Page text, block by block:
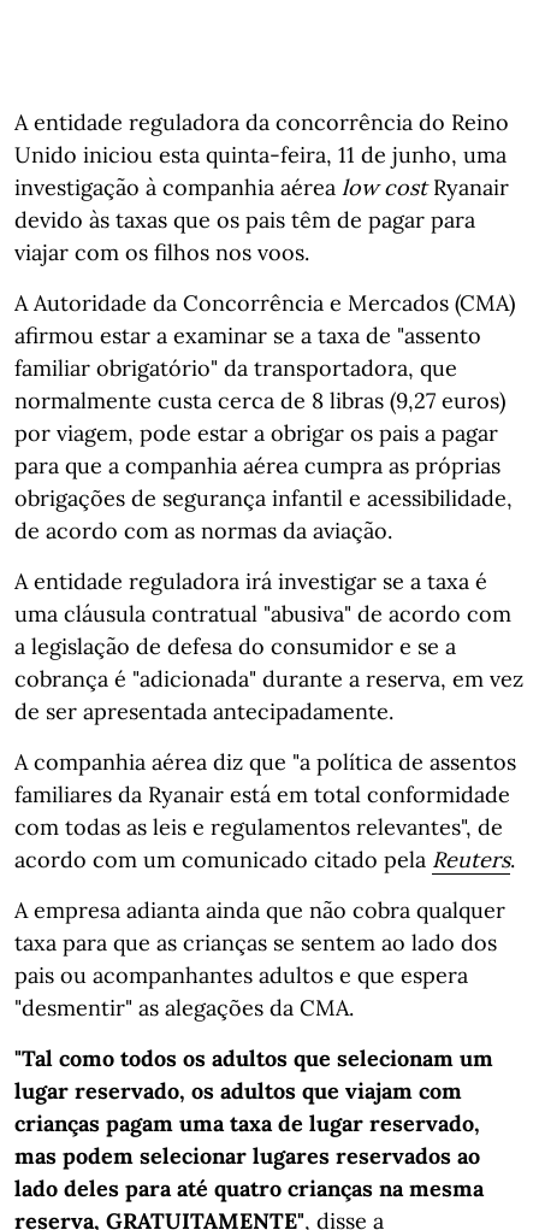
A entidade reguladora da concorrência do Reino
Unido iniciou esta quinta-feira, 11 de junho, uma
investigação à companhia aérea low costRyanair
devido às taxas que os pais têm de pagar para
viajar com os filhos nos voos.
A Autoridade da Concorrência e Mercados (CMA)
afirmou estar a examinar se a taxa de "assento
familiar obrigatório" da transportadora, que
normalmente custa cerca de 8 libras (9,27 euros)
por viagem, pode estar a obrigar os pais a pagar
para que a companhia aérea cumpra as próprias
obrigações de segurança infantil e acessibilidade,
de acordo com as normas da aviação.
A entidade reguladora irá investigar se a taxa é
uma cláusula contratual "abusiva" de acordo com
a legislação de defesa do consumidor e se a
cobrança é "adicionada" durante a reserva, em vez
de ser apresentada antecipadamente.
A companhia aérea diz que "a política de assentos
familiares da Ryanair está em total conformidade
com todas as leis e regulamentos relevantes", de
acordo com um comunicado citado pela Reuters.
A empresa adianta ainda que não cobra qualquer
taxa para que as crianças se sentem ao lado dos
pais ou acompanhantes adultos e que espera
"desmentir" as alegações da CMA.
"Tal como todos os adultos que selecionam um
lugar reservado, os adultos que viajam com
crianças pagam uma taxa de lugar reservado,
mas podem selecionar lugares reservados ao
lado deles para até quatro crianças na mesma
reserva, GRATUITAMENTE", disse a